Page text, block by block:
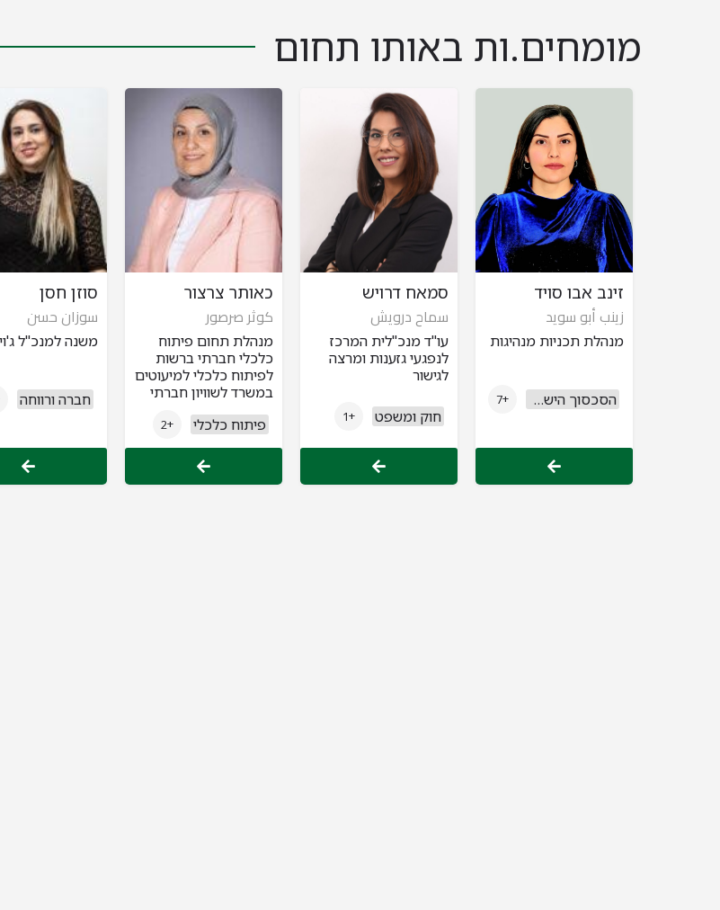
מומחים.ות באותו תחום
זינב אבו סויד
زينب أبو سويد
מנהלת תכניות מנהיגות
הסכסוך הישראלי פלסטיני +7
סמאח דרויש
سماح درويش
עו"ד מנכ"לית המרכז
לנפגעי גזענות ומרצה
לגישור
חוק ומשפט +1
כאותר צרצור
كوثر صرصور
מנהלת תחום פיתוח
כלכלי חברתי ברשות
לפיתוח כלכלי למיעוטים
במשרד לשוויון חברתי
פיתוח כלכלי
+2
סוזן חסן
سوزان حسن
משנה למנכ"ל
חברה ורווחה